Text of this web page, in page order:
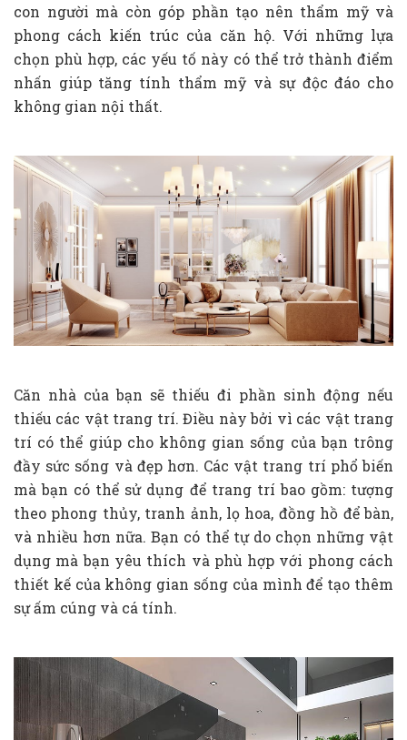
con người mà còn góp phần tạo nên thẩm mỹ và
phong cách kiến trúc của căn hộ. Với những lựa
chọn phù hợp, các yếu tố này có thể trở thành điểm
nhấn giúp tăng tính thẩm mỹ và sự độc đáo cho
không gian nội thất.
Căn nhà của bạn sẽ thiếu đi phần sinh động nếu
thiếu các vật trang trí. Điều này bởi vì các vật trang
trí có thể giúp cho không gian sống của bạn trông
đầy sức sống và đẹp hơn. Các vật trang trí phổ biến
mà bạn có thể sử dụng để trang trí bao gồm: tượng
theo phong thủy, tranh ảnh, lọ hoa, đồng hồ để bàn,
và nhiều hơn nữa. Bạn có thể tự do chọn những vật
dụng mà bạn yêu thích và phù hợp với phong cách
thiết kế của không gian sống của mình để tạo thêm
sự ấm cúng và cá tính.